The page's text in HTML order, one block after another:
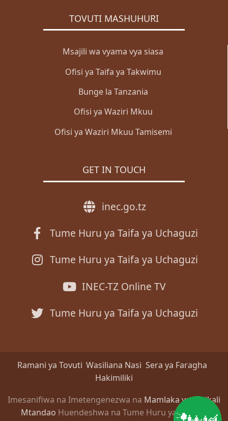
TOVUTI MASHUHURI
Msajili wa vyama vya siasa
Ofisi ya Taifa ya Takwimu
Bunge la Tanzania
Ofisi ya Waziri Mkuu
Ofisi ya Waziri Mkuu Tamisemi
GET IN TOUCH
inec.go.tz
Tume Huru ya Taifa ya Uchaguzi
Tume Huru ya Taifa ya Uchaguzi
INEC-TZ Online TV
Tume Huru ya Taifa ya Uchaguzi
Ramani ya Tovuti Wasiliana Nasi Sera ya Faragha
Hakimiliki
Imesanifiwa na Imetengenezwa na Mamlaka ya Serikali
Mtandao Huendeshwa na Tume Huru ya Taifa ya